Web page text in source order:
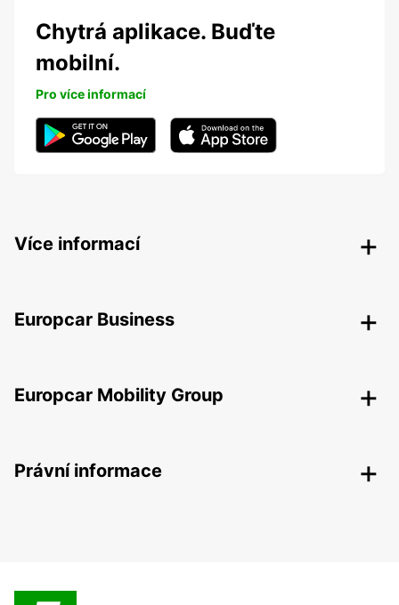
Chytrá aplikace. Buďte
mobilní.
Pro více informací
Více informací
Europcar Business
Europcar Mobility Group
Právní informace